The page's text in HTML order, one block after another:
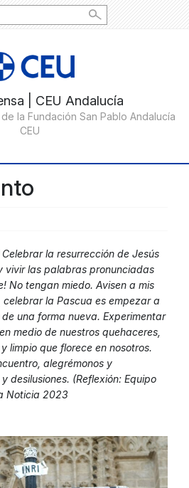
la resurrección de Jesús
vivir las palabras pronunciadas
No tengan miedo. Avisen a mis
celebrar la Pascua es empezar a
una forma nueva. Experimentar
medio de nuestros quehaceres,
limpio que florece en nosotros.
alegrémonos y
desilusiones. (Reflexión: Equipo
Noticia 2023